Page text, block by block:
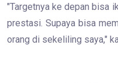
"Targetnya ke depan bisa
prestasi. Supaya bisa
orang di sekeliling saya,"